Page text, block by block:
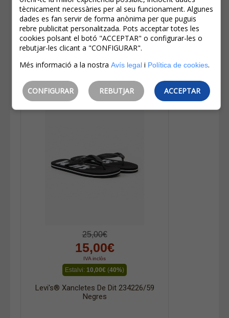
IVA inclòs
Estalvi:17,00€(20%)
Levi's® Camisa Texana D'home
85744-0041 Rentada A La Pedra
25,00€
15,00€
IVA inclòs
Estalvi: 10,00€ (40%)
Levi's® Xancletes De Dit 234226/59
Negres
tècnicament necessàries per al seu funcionament. Algunes
dades es fan servir de forma anònima per que puguis
rebre publicitat personalitzada. Pots acceptar totes les
cookies polsant el botó "ACCEPTAR" o configurar-les o
rebutjar-les clicant a "CONFIGURAR".
Més informació a la nostra Avís legali Política de cookies.
CONFIGURAR REBUTJAR ACCEPTAR